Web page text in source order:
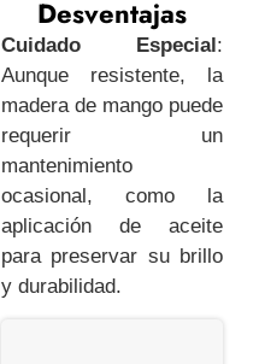
Desventajas
Cuidado Especial :
Aunque resistente, la
madera de mango puede
requerir un
mantenimiento
ocasional, como la
aplicación de aceite
para preservar su brillo
y durabilidad.